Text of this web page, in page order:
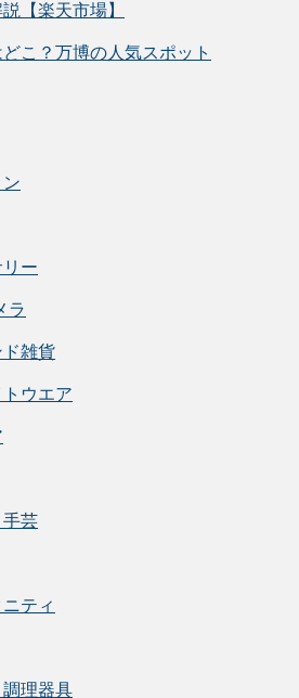
【楽天市場】
こ？万博の人気スポット
ー
ラ
雑貨
ウエア
手芸
ティ
理器具